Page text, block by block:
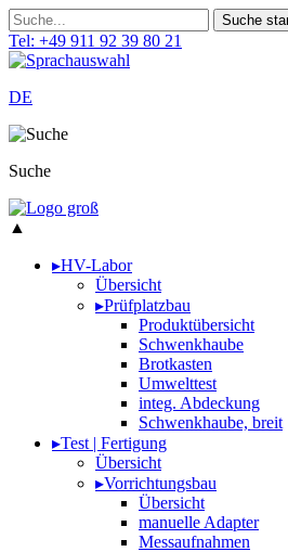
Tel: +49 911 92 39 80 21
DE
Suche
▲
▸HV-Labor
Übersicht
▸Prüfplatzbau
Produktübersicht
Schwenkhaube
Brotkasten
Umwelttest
integ. Abdeckung
Schwenkhaube, breit
▸Test | Fertigung
Übersicht
▸Vorrichtungsbau
Übersicht
manuelle Adapter
Messaufnahmen